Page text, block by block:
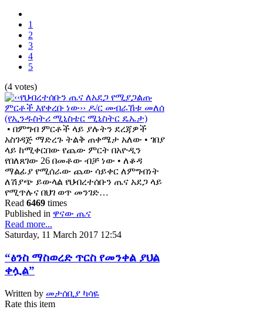
1
2
3
4
5
(4 votes)
• በምግብ ምርቶች ላይ ያሉትን ደረጃዎች
አስገዳጅ ማድረጉ ትልቅ ጠቀሜታ አለው • ገበያ
ላይ ከሚቀርበው የጨው ምርት በአዮዲን
የበለጸገው 26 በመቶው ብቻ ነው • ለቆዳ
ማልፊያ የሚሰራው ጨው ሳይቀር ለምግብነት
ለሽያጭ ይውላል የህብረተሰቡን ጤና አደጋ ላይ
የሚጥሉና በህገ ወጥ መንገድ…
Read 6469 times
Published in ዋናው ጤና
Read more...
Saturday, 11 March 2017 12:54
“ፅንስ ማስወረድ ጥርስ የመንቀል ያህል
ቀሏል”
Written by መታሰቢያ ካሳዬ
Rate this item